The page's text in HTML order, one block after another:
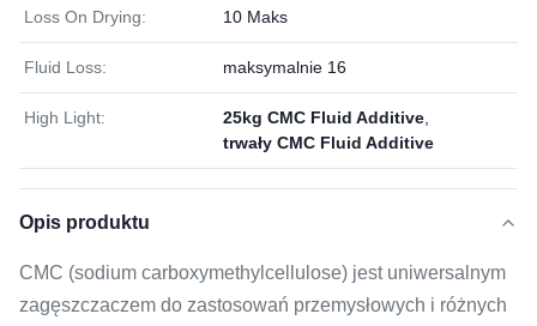
Loss On Drying: 10 Maks
Fluid Loss: maksymalnie 16
High Light: 25kg CMC Fluid Additive
trwały CMC Fluid Additive
Opis produktu
CMC (sodium carboxymethylcellulose) jest uniwersalnym
zagęszczaczem do zastosowań przemysłowych i różnych